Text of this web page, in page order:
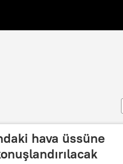
hava üssüne